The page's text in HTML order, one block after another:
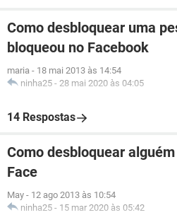
Como desbloquear uma
bloqueou no Facebook
maria - 18 mai 2013 às 14:54
ninha25 - 28 mai 2020 às 04:05
14 Respostas
Como desbloquear
Face
May - 12 ago 2013 às 10:54
ninha25 - 15 mar 2020 às 05:42